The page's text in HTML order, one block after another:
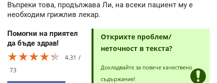
Въпреки това, продължава Ли, на всеки пациент му е
необходим грижлив лекар.
Помогни на приятел
да бъде здрав!
★★★★★
★★★★★
★★★★★
4.31
73
Открихте проблем/
неточност в текста?
Докладвайте за повече качествено
съдържание!